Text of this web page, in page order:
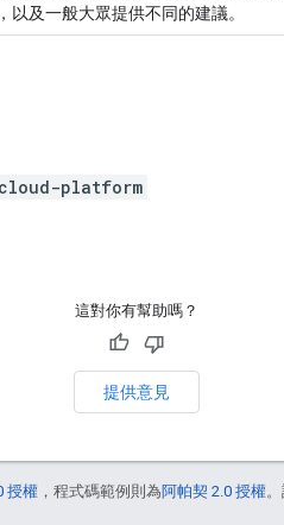
以及一般大眾提供不同的建議。
platform
這對你有幫助嗎？
提供意見
授權 ，程式碼範例則為阿帕契 2.0 授權